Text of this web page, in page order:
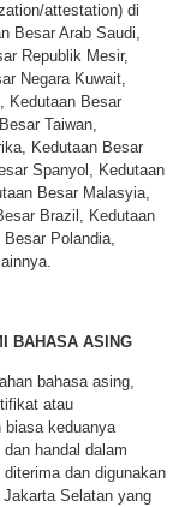
attestation) di
Besar Arab Saudi,
Republik Mesir,
Negara Kuwait,
Kedutaan Besar
Taiwan,
Kedutaan Besar
Spanyol, Kedutaan
Besar Malasyia,
Brazil, Kedutaan
Polandia,
BAHASA ASING
bahasa asing,
atau
biasa keduanya
handal dalam
dan digunakan
Selatan yang